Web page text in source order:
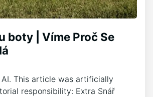
boty | Víme Proč Se
This article was artificially
responsibility: Extra Snář